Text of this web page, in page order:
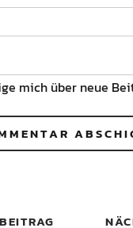
mich über neue